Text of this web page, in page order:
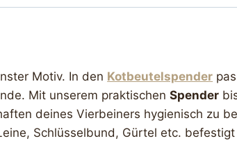
Motiv. In den Kotbeutelspender
Mit unserem praktischenSpender
deines Vierbeiners hygienisch zu
Schlüsselbund, Gürtel etc.